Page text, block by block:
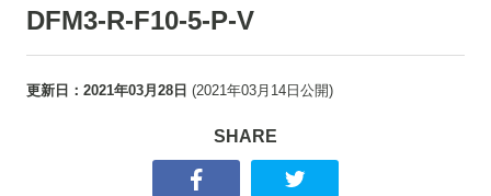
DFM3-R-F10-5-P-V
更新日： 2021年03月28日 (2021年03月14日 公開)
SHARE